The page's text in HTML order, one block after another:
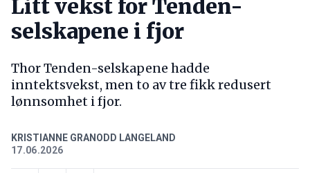
Litt vekst for Tenden-
selskapene i fjor
Thor Tenden-selskapene hadde
inntektsvekst, men to av tre fikk redusert
lønnsomhet i fjor.
KRISTIANNE GRANODD LANGELAND
17.06.2026